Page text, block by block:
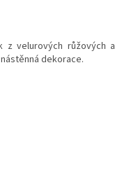
z velurových růžových a
dekorace.